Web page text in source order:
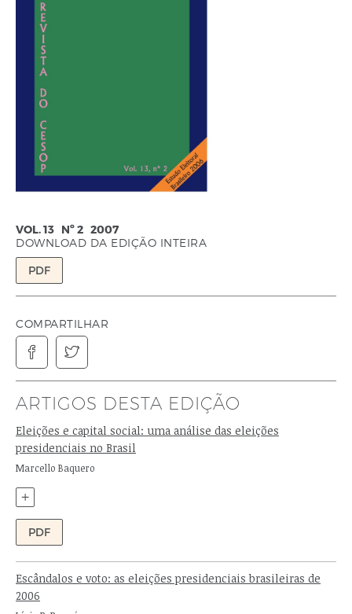
VOL. 13 Nº 2 2007
DOWNLOAD DA EDIÇÃO INTEIRA
PDF
COMPARTILHAR
 
ARTIGOS DESTA EDIÇÃO
Eleições e capital social: uma análise das eleições
presidenciais no Brasil
Autor:
Marcello Baquero
+
PDF
Escândalos e voto: as eleições presidenciais brasileiras de
2006